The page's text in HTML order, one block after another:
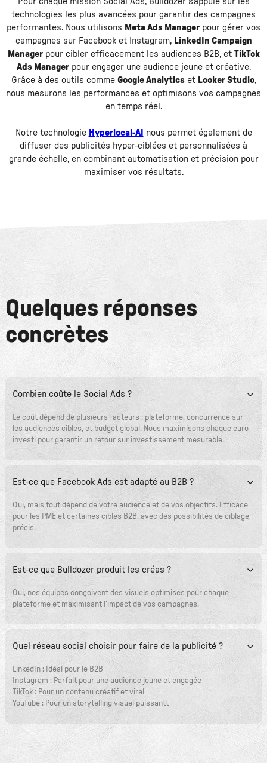
technologies les plus avancées pour garantir des campagnes
performantes. Nous utilisons Meta Ads Managerpour gérer vos
campagnes sur Facebook et Instagram, LinkedIn Campaign
Managerpour cibler efficacement les audiences B2B, et TikTok
Ads Managerpour engager une audience jeune et créative.
Grâce à des outils comme Google Analyticset Looker Studio,
nous mesurons les performances et optimisons vos campagnes
en temps réel.
Notre technologie Hyperlocal-AI
nous permet également de
diffuser des publicités hyper-ciblées et personnalisées à
grande échelle, en combinant automatisation et précision pour
maximiser vos résultats.
Quelques réponses
concrètes
Combien coûte le Social Ads ?
Le coût dépend de plusieurs facteurs : plateforme, concurrence sur
les audiences cibles, et budget global. Nous maximisons chaque euro
investi pour garantir un retour sur investissement mesurable.
Est-ce que Facebook Ads est adapté au B2B ?
Oui, mais tout dépend de votre audience et de vos objectifs. Efficace
pour les PME et certaines cibles B2B, avec des possibilités de ciblage
précis.
Est-ce que Bulldozer produit les créas ?
Oui, nos équipes conçoivent des visuels optimisés pour chaque
plateforme et maximisant l'impact de vos campagnes.
Quel réseau social choisir pour faire de la publicité ?
LinkedIn : Idéal pour le B2B
Instagram : Parfait pour une audience jeune et engagée
TikTok : Pour un contenu créatif et viral
YouTube : Pour un storytelling visuel puissantt